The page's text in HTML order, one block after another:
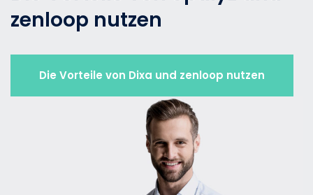
zenloop nutzen
Die Vorteile von Dixa und zenloop nutzen